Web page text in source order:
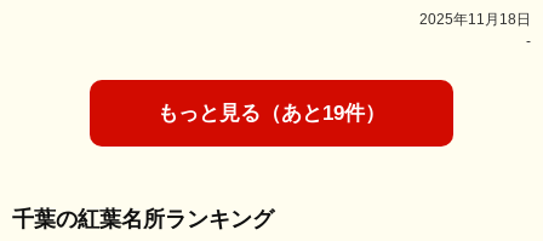
2025年11月18日
-
もっと見る（あと19件）
千葉の紅葉名所ランキング